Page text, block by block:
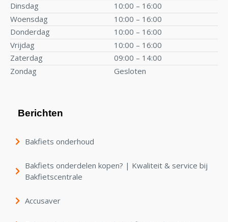
Dinsdag
10:00 – 16:00
Woensdag
10:00 – 16:00
Donderdag
10:00 – 16:00
Vrijdag
10:00 – 16:00
Zaterdag
09:00 – 14:00
Zondag
Gesloten
Berichten
Bakfiets onderhoud
Bakfiets onderdelen kopen? | Kwaliteit & service bij
Bakfietscentrale
Accusaver